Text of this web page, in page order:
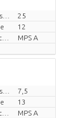
25
12
MPS A
7,5
13
MPS A